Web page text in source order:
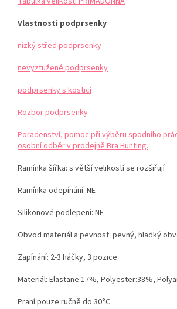
Vlastnosti podprsenky
nízký střed podprsenky
nevyztužené podprsenky
podprsenky s kosticí
Rozbor podprsenky
Poradenství, pomoc při výběru spodního
osobní odběr v prodejně Bra Hunting.
Ramínka šířka: s větší velikostí se rozšiřují
Ramínka odepínání: NE
Silikonové podlepení: NE
Obvod materiál a pevnost: pevný, hladký
Zapínání: 2-3 háčky, 3 pozice
Materiál: Elastane:17%, Polyester:38%,
Praní pouze ručně do 30°C